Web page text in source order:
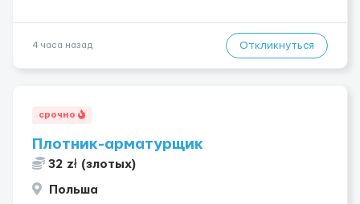
4 часа назад Откликнуться
срочно
Плотник-арматурщик
32 zł (злотых)
Польша